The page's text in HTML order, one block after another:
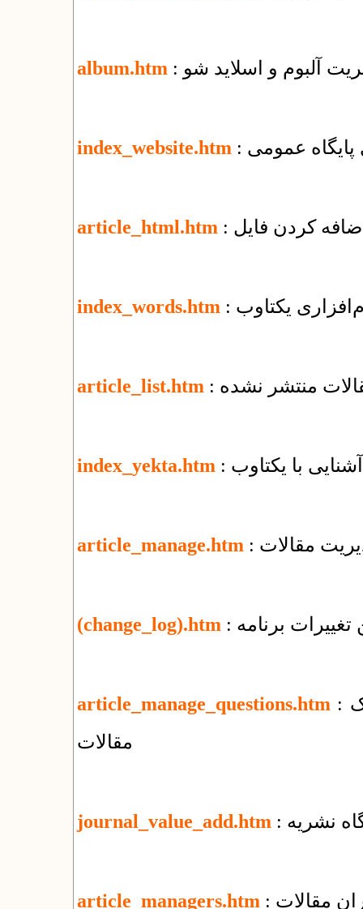
album.htm آلبوم و اسلاید شو
index_website.htm پایگاه عمومی
article_html.htm
index_words.htm یکتاوب
article_list.htm منتشر نشده
index_yekta.htm : آشنایی با یکتاوب
article_manage.htm مقالات
(change_log).htm برنامه
article_manage_questions.htm : پرسش‌های بنیادی درباره‌ی مدیریت الکترونیک
مقالات
journal_value_add.htm نشریه
article_managers.htm مقالات